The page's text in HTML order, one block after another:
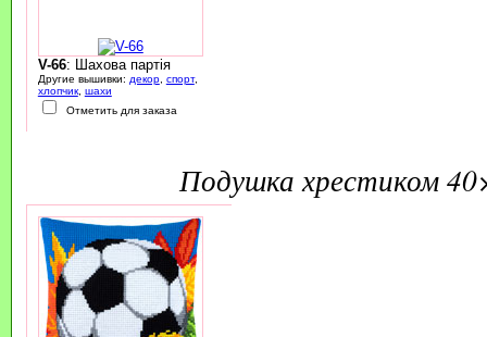
V-66: Шахова партія
Другие вышивки: декор, спорт,
хлопчик, шахи
Отметить для заказа
подушка хрестиком